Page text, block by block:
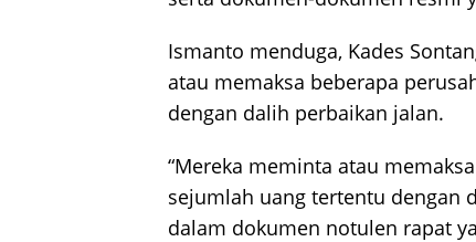
Ismanto menduga, Kades
atau memaksa beberapa
dengan dalih perbaikan jalan.
“Mereka meminta atau
sejumlah uang tertentu dengan
dalam dokumen notulen rapat